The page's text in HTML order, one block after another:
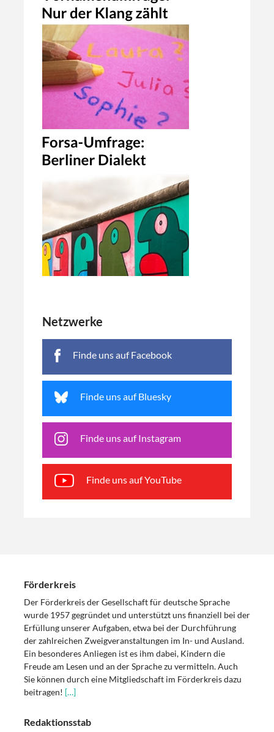
Netzwerke
Finde uns auf Facebook
Finde uns auf Bluesky
Finde uns auf Instagram
Finde uns auf YouTube
Förderkreis
Der Förderkreis der Gesellschaft für deutsche Sprache
wurde 1957 gegründet und unterstützt uns finanziell bei der
Erfüllung unserer Aufgaben, etwa bei der Durchführung
der zahlreichen Zweigveranstaltungen im In- und Ausland.
Ein besonderes Anliegen ist es ihm dabei, Kindern die
Freude am Lesen und an der Sprache zu vermitteln. Auch
Sie können durch eine Mitgliedschaft im Förderkreis dazu
beitragen! […]
Redaktionsstab